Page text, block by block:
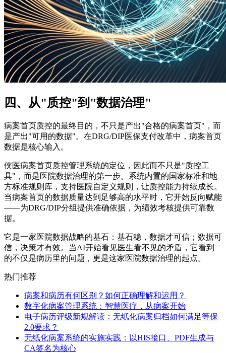
四、从"质控"到"数据治理"
病案首页质控的最终目的，不只是产出"合格的病案首页"，而
是产出"可用的数据"。在DRG/DIP医保支付改革中，病案首页
数据是核心输入。
侠医病案首页质控管理系统的定位，因此而不只是"质控工
具"，而是医院数据治理的第一步。系统内置的国家标准和地
方标准规则库，支持医院自定义规则，让质控能力持续成长。
当病案首页的数据质量达到足够高的水平时，它开始反向赋能
——为DRG/DIP分组提供准确依据，为绩效考核提供可靠数
据。
它是一家医院数据战略的基石：基石稳，数据才可信；数据可
信，决策才有效。当AI开始看见医生看不见的矛盾，它看到
的不仅是病历里的问题，更是这家医院数据治理的起点。
热门推荐
病案和病历有何区别？如何正确理解和运用？
数字化病案管理系统：智慧医疗，从病案开始
电子病历评级新规解读：无纸化病案归档如何满足等保
2.0要求？
无纸化病案系统的实施实践：以HIS接口、PDF生成与
CA签名为核心